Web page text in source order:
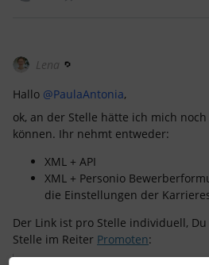
Lena
Hallo @PaulaAntonia,
ok, an der Stelle hätte ich mich
können. Ihr nehmt entweder:
XML + API
XML + Personio
die Einstellungen der
Der Link ist pro Stelle individuell,
Stelle im Reiter Promoten: